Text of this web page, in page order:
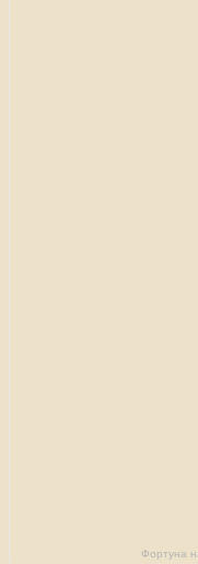
Фортуна